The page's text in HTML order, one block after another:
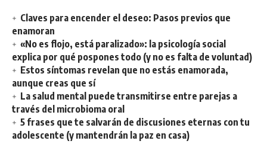
Claves para encender el deseo: Pasos previos que
enamoran
«No es flojo, está paralizado»: la psicología social
explica por qué pospones todo (y no es falta de voluntad)
Estos síntomas revelan que no estás enamorada,
aunque creas que sí
La salud mental puede transmitirse entre parejas a
través del microbioma oral
5 frases que te salvarán de discusiones eternas con tu
adolescente (y mantendrán la paz en casa)